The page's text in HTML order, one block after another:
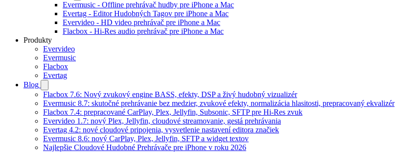
Evermusic - Offline prehrávač hudby pre iPhone a Mac
Evertag - Editor Hudobných Tagov pre iPhone a Mac
Evervideo - HD video prehrávač pre iPhone a Mac
Flacbox - Hi-Res audio prehrávač pre iPhone a Mac
Produkty
Evervideo
Evermusic
Flacbox
Evertag
Blog
Flacbox 7.6: Nový zvukový engine BASS, efekty, DSP a živý hudobný vizualizér
Evermusic 8.7: skutočné prehrávanie bez medzier, zvukové efekty, normalizácia hlasitosti, prepracovaný ekvalizér
Flacbox 7.4: prepracované CarPlay, Plex, Jellyfin, Subsonic, SFTP pre Hi-Res zvuk
Evervideo 1.7: nový Plex, Jellyfin, cloudové streamovanie, gestá prehrávania
Evertag 4.2: nové cloudové pripojenia, vysvetlenie nastavení editora značiek
Evermusic 8.6: nový CarPlay, Plex, Jellyfin, SFTP a widget textov
Najlepšie Cloudové Hudobné Prehrávače pre iPhone v roku 2026